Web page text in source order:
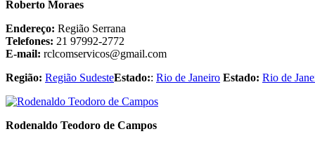
Roberto Moraes
Endereço: Região Serrana
Telefones: 21 97992-2772
E-mail: rclcomservicos@gmail.com
Região: Região SudesteEstado:: Rio de Janeiro Estado: Rio de
Rodenaldo Teodoro de Campos